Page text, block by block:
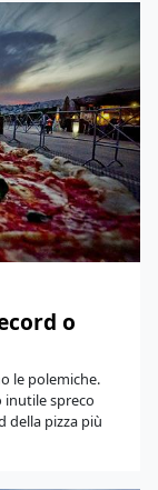
o
le polemiche.
spreco
della pizza più